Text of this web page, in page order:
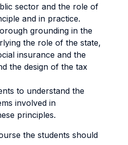
sector and the role of
and in practice.
grounding in the
the role of the state,
insurance and the
the design of the tax
to understand the
involved in
principles.
the students should